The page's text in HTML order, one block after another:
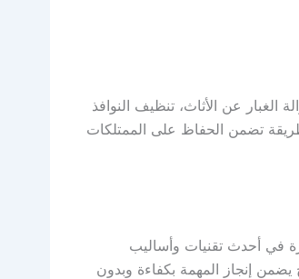
الغبار عن الأثاث، تنظيف النوافذ
تضمن الحفاظ على الممتلكات
في أحدث تقنيات وأساليب
إنجاز المهمة بكفاءة وبدون